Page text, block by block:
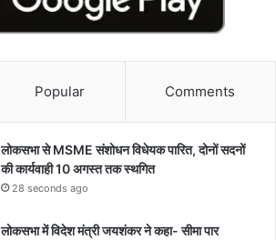
Popular Comments
लोकसभा से MSME संशोधन विधेयक पारित, दोनों सदनों
की कार्यवाही 10 अगस्त तक स्थगित
28 seconds ago
लोकसभा में विदेश मंत्री जयशंकर ने कहा- सीमा पार